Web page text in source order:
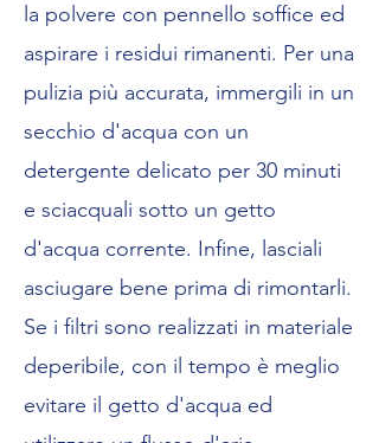
la polvere con pennello soffice ed
aspirare i residui rimanenti. Per una
pulizia più accurata, immergili in un
secchio d'acqua con un
detergente delicato per 30 minuti
e sciacquali sotto un getto
d'acqua corrente. Infine, lasciali
asciugare bene prima di rimontarli.
Se i filtri sono realizzati in materiale
deperibile, con il tempo è meglio
evitare il getto d'acqua ed